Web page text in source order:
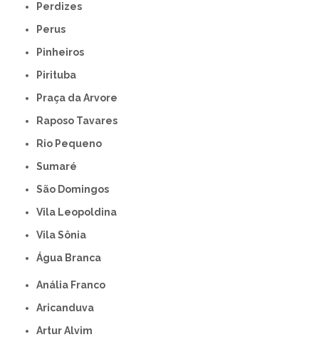
Perdizes
Perus
Pinheiros
Pirituba
Praça da Arvore
Raposo Tavares
Rio Pequeno
Sumaré
São Domingos
Vila Leopoldina
Vila Sônia
Água Branca
Anália Franco
Aricanduva
Artur Alvim